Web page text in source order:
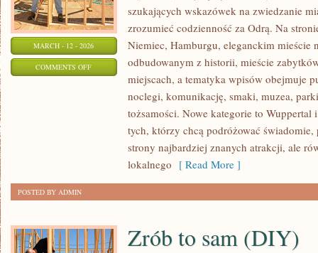
MARCH - 12 - 2026
COMMENTS OFFON
NORYMBERGA
(NÜRNBERG/NUREMBERG)
szukających wskazówek na zwiedzanie
zrozumieć codzienność za Odrą. Na
Niemiec, Hamburgu, eleganckim mieście
odbudowanym z historii, mieście
miejscach, a tematyka wpisów obejmuje
noclegi, komunikację, smaki, muzea,
tożsamości. Nowe kategorie to Wuppertal
tych, którzy chcą podróżować
strony najbardziej znanych atrakcji, ale
lokalnego [ Read More ]
POSTED BY ADMIN
Zrób to sam (DIY)